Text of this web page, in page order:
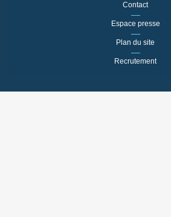
Contact
Espace presse
Plan du site
Recrutement